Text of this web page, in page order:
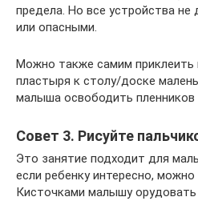
предела. Но все устройства
или опасными.
Можно также самим приклеить
пластыря к столу/доске
малыша освободить пленников
Совет 3. Рисуйте
Это занятие подходит для
если ребенку интересно,
Кисточками малышу